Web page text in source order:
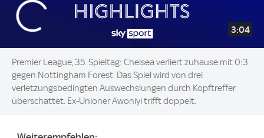
3:04
Premier League, 35. Spieltag: Chelsea verliert zuhause mit 0:3
gegen Nottingham Forest. Das Spiel wird von drei
verletzungsbedingten Auswechslungen durch Kopftreffer
überschattet. Ex-Unioner Awoniyi trifft doppelt.